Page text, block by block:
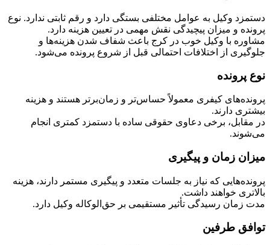
دستمزد وکیل به عوامل مختلفی بستگی دارد و رقم ثابتی ندارد. نوع
پرونده و میزان پیچیدگی نقش مهمی در تعیین هزینه دارد.
مشاوره با وکیل خوب در کرج باعث شفاف شدن هزینه‌ها و
جلوگیری از اختلافات احتمالی قبل از شروع پرونده می‌شود.
نوع پرونده
پرونده‌های کیفری معمولاً حساس‌تر و زمان‌برتر هستند و هزینه
بیشتری دارند.
در مقابل، برخی دعاوی حقوقی ساده با دستمزد کمتری انجام
می‌شوند.
میزان زمان و پیگیری
پرونده‌هایی که نیاز به جلسات متعدد و پیگیری مستمر دارند، هزینه
بالاتری خواهند داشت.
مدت زمان رسیدگی تأثیر مستقیمی بر حق‌الوکاله وکیل دارد.
توافق طرفین